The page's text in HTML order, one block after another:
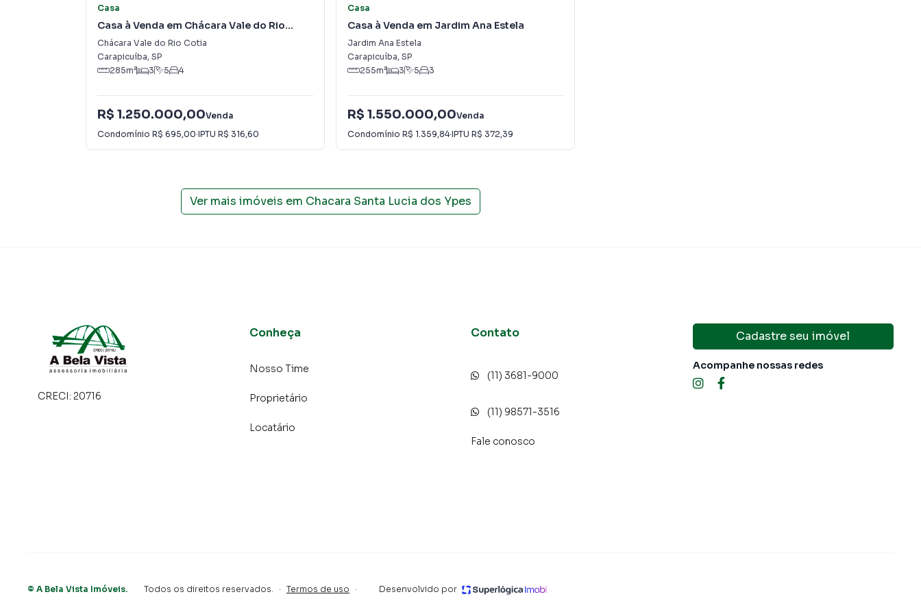
Casa
Casa à Venda em Chácara Vale do Rio
Cotia
Chácara Vale do Rio Cotia
Carapicuíba, SP
285m² 3 5 4
R$ 1.250.000,00Venda
Condomínio R$ 695,00·IPTU R$ 316,60
Casa
Casa à Venda em Jardim Ana Estela
Jardim Ana Estela
Carapicuíba, SP
255m² 3 5 3
R$ 1.550.000,00Venda
Condomínio R$ 1.359,84·IPTU R$ 372,39
Ver mais imóveis em Chacara Santa Lucia dos Ypes
CRECI: 20716
Conheça
Nosso Time
Proprietário
Locatário
Contato
(11) 3681-9000
(11) 98571-3516
Fale conosco
Cadastre seu imóvel
Acompanhe nossas redes
© A Bela Vista Imóveis. Todos os direitos reservados. · Termos de uso · Desenvolvido por